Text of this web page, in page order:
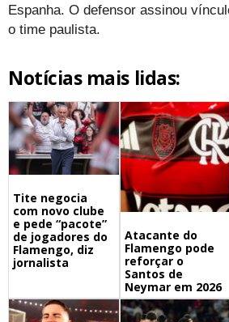
Espanha. O defensor assinou
o time paulista.
Notícias mais lidas:
Tite negocia
com novo clube
e pede “pacote”
de jogadores do
Flamengo, diz
jornalista
Atacante do
Flamengo pode
reforçar o
Santos de
Neymar em 2026